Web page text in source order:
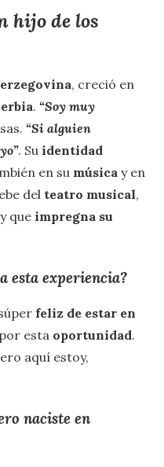
hijo de los
, creció en
. “Soy muy
“Si alguien
. Su identidad
en su música y en
del teatro musical,
y que impregna su
esta experiencia?
feliz de estar en
por esta oportunidad.
aquí estoy,
naciste en